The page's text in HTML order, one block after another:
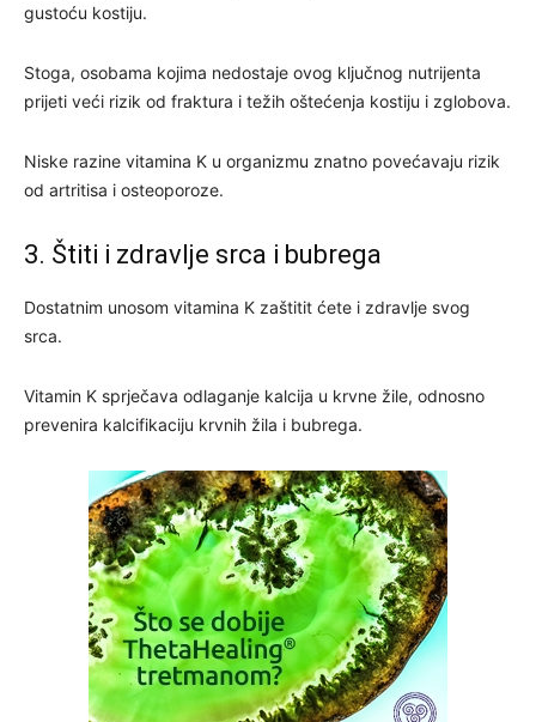
gustoću kostiju.
Stoga, osobama kojima nedostaje ovog ključnog nutrijenta
prijeti veći rizik od fraktura i težih oštećenja kostiju i zglobova.
Niske razine vitamina K u organizmu znatno povećavaju rizik
od artritisa i osteoporoze.
3. Štiti i zdravlje srca i bubrega
Dostatnim unosom vitamina K zaštitit ćete i zdravlje svog
srca.
Vitamin K sprječava odlaganje kalcija u krvne žile, odnosno
prevenira kalcifikaciju krvnih žila i bubrega.